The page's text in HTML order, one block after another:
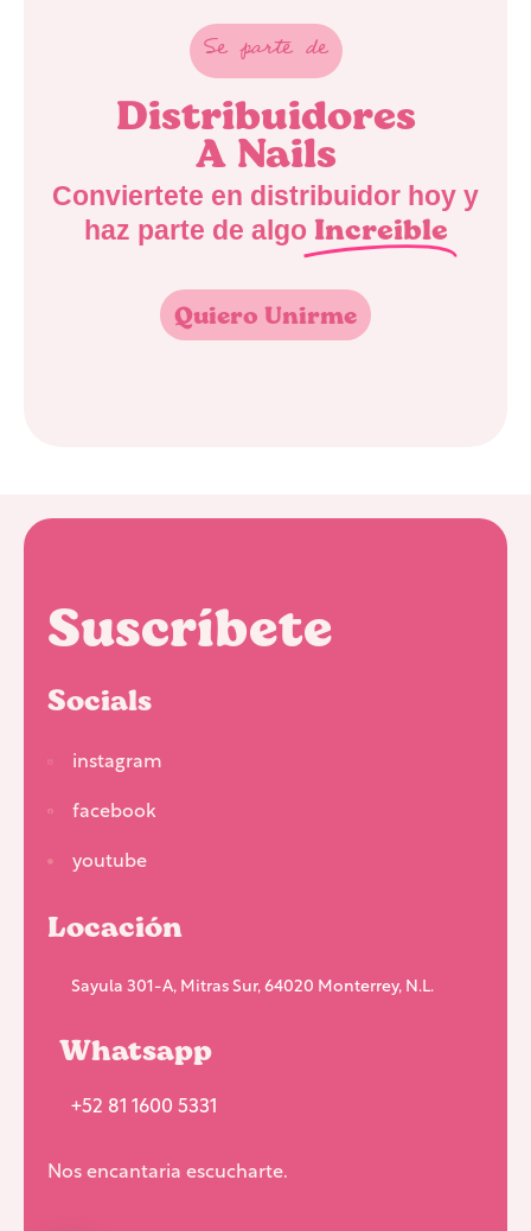
Se parte de
Distribuidores
A Nails
Conviertete en distribuidor hoy y
haz parte de algo Increible
Quiero Unirme
Suscríbete
Socials
instagram
facebook
youtube
Locación
Sayula 301-A, Mitras Sur, 64020 Monterrey, N.L.
Whatsapp
+52 81 1600 5331
Nos encantaria escucharte.